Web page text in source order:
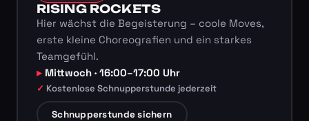
RISING ROCKETS
Hier wächst die Begeisterung – coole Moves,
erste kleine Choreografien und ein starkes
Teamgefühl.
Mittwoch · 16:00–17:00 Uhr
Kostenlose Schnupperstunde jederzeit
Schnupperstunde sichern